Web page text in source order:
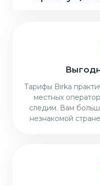
Тарифы Birka
местных
следим. Вам
незнакомой